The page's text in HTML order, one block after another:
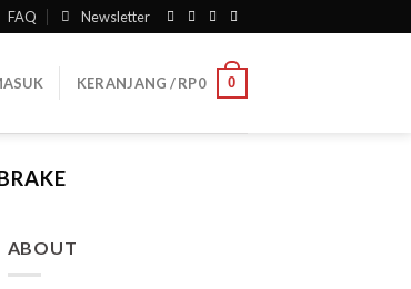
FAQ Newsletter
KERANJANG /RP0 0
ABOUT